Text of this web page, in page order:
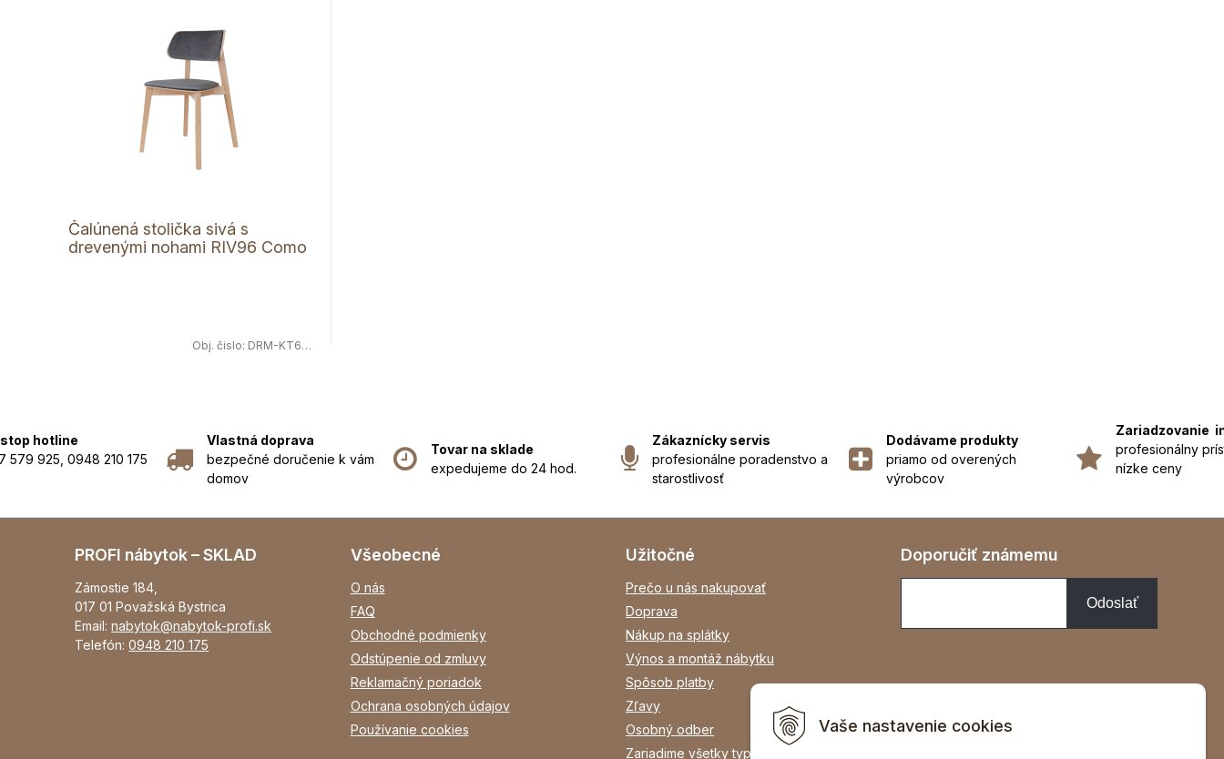
Vaše nastavenie cookies
Čalúnená stolička sivá s
drevenými nohami RIV96 Como
Obj. čislo: DRM-KT63NT/RIV96
hotline
579 925, 0948 210 175
Vlastná doprava
bezpečné doručenie k vám
domov
Tovar na sklade
expedujeme do 24 hod.
Zákaznícky servis
profesionálne poradenstvo a
starostlivosť
Dodávame produkty
priamo od overených
výrobcov
Zariadzovanie
profesionálny
nízke ceny
PROFI nábytok – SKLAD
Zámostie 184,
017 01 Považská Bystrica
Email:nabytok@nabytok-profi.sk
Telefón:0948 210 175
Všeobecné
O nás
FAQ
Obchodné podmienky
Odstúpenie od zmluvy
Reklamačný poriadok
Ochrana osobných údajov
Používanie cookies
Užitočné
Prečo u nás nakupovať
Doprava
Nákup na splátky
Výnos a montáž nábytku
Spôsob platby
Zľavy
Osobný odber
Zariadime všetky typy interiérov
Doporučiť známemu